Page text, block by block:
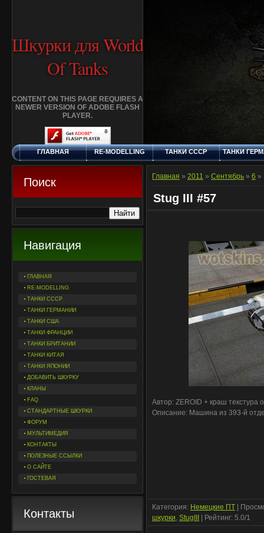
Шкурки для World
Of Tanks
CONTENT ON THIS PAGE REQUIRES A
NEWER VERSION OF ADOBE FLASH
PLAYER.
ЧЕТВЕРГ, 6.8.2026
ГЛАВНАЯ RE-MODELLING ТАНКИ СССР ТАНКИ
ДОБАВИТЬ
КЛАНЫ FAQ
Поиск
Навигация
ГЛАВНАЯ
RE-MODELLING
ТАНКИ СССР
ТАНКИ ГЕРМАНИИ
ТАНКИ США
ТАНКИ ФРАНЦИИ
ТАНКИ БРИТАНИИ
ТАНКИ КИТАЯ
ТАНКИ ЯПОНИИ
ДОБАВИТЬ ШКУРКУ
КЛАНЫ
FAQ
СТАНДАРТНЫЕ ШКУРКИ
ФОРУМ
МУЛЬТИМЕДИЯ
КОНТАКТЫ
ПОЛЕЗНЫЕ ССЫЛКИ
О САЙТЕ
ГОСТЕВАЯ
Контакты
Главная » 2011 » Сентябрь » 6 »
Stug III #57
Автор: ZEROID + краш текстура
Описание: Машина из 393-й
Категория: Немецкие ПТ
шкурки, StugIII Рейтинг: 5.0/1